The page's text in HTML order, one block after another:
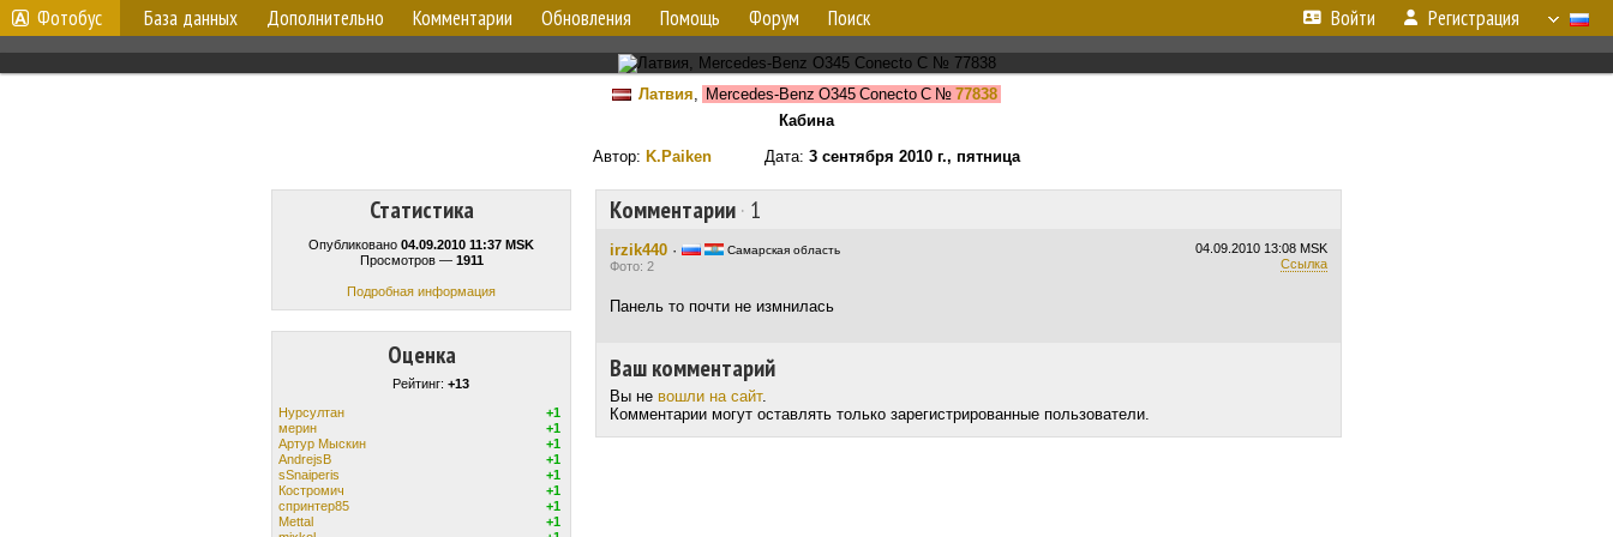
Фотобус База данных Дополнительно Комментарии Обновления Помощь Форум Поиск Войти Регистрация
Латвия, Mercedes-Benz O345 Conecto C № 77838
Кабина
Автор: K.Paiken Дата: 3 сентября 2010 г., пятница
Статистика
Опубликовано 04.09.2010 11:37 MSK
Просмотров — 1911
Подробная информация
Оценка
Рейтинг: +13
Нурсултан
+1
мерин
+1
Артур Мыскин
+1
AndrejsB
+1
sSnaiperis
+1
Костромич
+1
спринтер85
+1
Mettal
+1
Комментарии· 1
04.09.2010 13:08 MSK
Ссылка
irzik440 · Самарская область
Фото: 2
Панель то почти не измнилась
Ваш комментарий
Вы не вошли на сайт.
Комментарии могут оставлять только зарегистрированные пользователи.